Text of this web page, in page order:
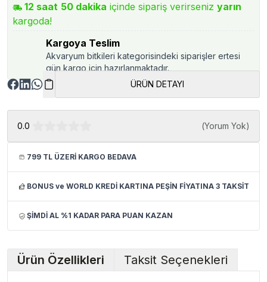
12 saat 50 dakika içinde sipariş verirseniz yarın
kargoda!
Kargoya Teslim
Akvaryum bitkileri kategorisindeki siparişler ertesi
gün kargo için hazırlanmaktadır.
ÜRÜN DETAYI
0.0 (Yorum Yok)
799 TL ÜZERİ KARGO BEDAVA
BONUS ve WORLD KREDİ KARTINA PEŞİN FİYATINA 3 TAKSİT
ŞİMDİ AL %1 KADAR PARA PUAN KAZAN
Ürün Özellikleri Taksit Seçenekleri